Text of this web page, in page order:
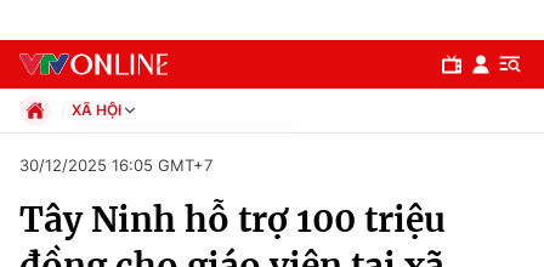
Chuyên mục
XÃ HỘI
Xã hội
Pháp luật
30/12/2025 16:05 GMT+7
Tây Ninh hỗ trợ 100 triệu